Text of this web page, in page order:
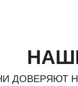
ДОВЕРЯЮТ